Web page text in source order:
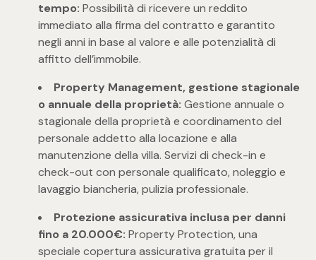
tempo: Possibilità di ricevere un reddito
immediato alla firma del contratto e garantito
negli anni in base al valore e alle potenzialità di
affitto dell’immobile.
Property Management, gestione stagionale
o annuale della proprietà: Gestione annuale o
stagionale della proprietà e coordinamento del
personale addetto alla locazione e alla
manutenzione della villa. Servizi di check-in e
check-out con personale qualificato, noleggio e
lavaggio biancheria, pulizia professionale.
Protezione assicurativa inclusa per danni
fino a 20.000€: Property Protection, una
speciale copertura assicurativa gratuita per il
5+
Bagni